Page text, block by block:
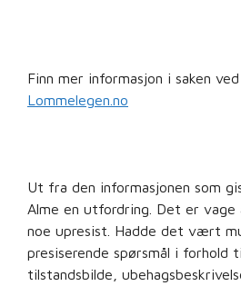
Finn mer informasjon i saken
Lommelegen.no
Ut fra den informasjonen som
Alme en utfordring. Det er vage
noe upresist. Hadde det vært
presiserende spørsmål i forhold
tilstandsbilde,